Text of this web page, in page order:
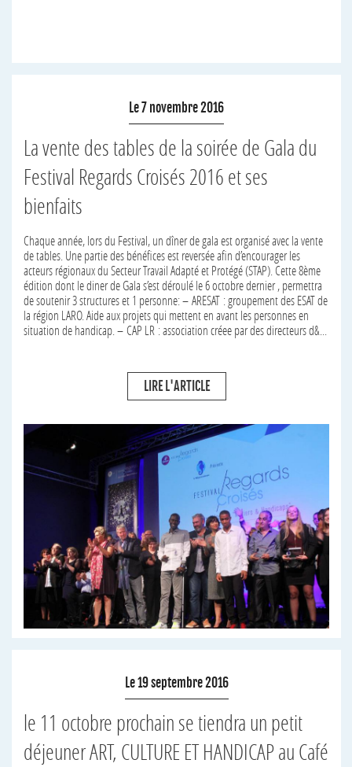
Le 7 novembre 2016
La vente des tables de la soirée de Gala du
Festival Regards Croisés 2016 et ses
bienfaits
Chaque année, lors du Festival, un dîner de gala est organisé avec la vente
de tables. Une partie des bénéfices est reversée afin d’encourager les
acteurs régionaux du Secteur Travail Adapté et Protégé (STAP). Cette 8ème
édition dont le diner de Gala s’est déroulé le 6 octobre dernier , permettra
de soutenir 3 structures et 1 personne: – ARESAT : groupement des ESAT de
la région LARO. Aide aux projets qui mettent en avant les personnes en
situation de handicap. – CAP LR : association créee par des directeurs d&...
LIRE L'ARTICLE
Le 19 septembre 2016
le 11 octobre prochain se tiendra un petit
déjeuner ART, CULTURE ET HANDICAP au Café